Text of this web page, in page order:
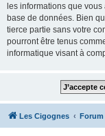
les informations que
base de données. Bien
tierce partie sans votre
pourront être tenus
informatique visant à
Les Cigognes Forum